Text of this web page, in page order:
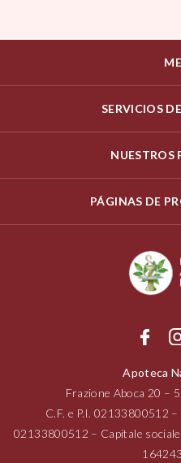
SERVICIOS
NUESTROS
PÁGINAS DE
Apoteca
Frazione Aboca 20 –
C.F. e P.I.02133800512 –
02133800512 – Capitale